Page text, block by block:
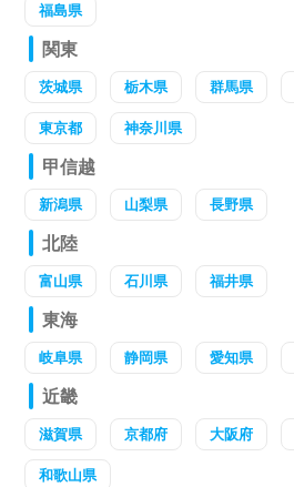
福島県
関東
茨城県 栃木県 群馬県
東京都 神奈川県
甲信越
新潟県 山梨県 長野県
北陸
富山県 石川県 福井県
東海
岐阜県 静岡県 愛知県
近畿
滋賀県 京都府 大阪府
和歌山県